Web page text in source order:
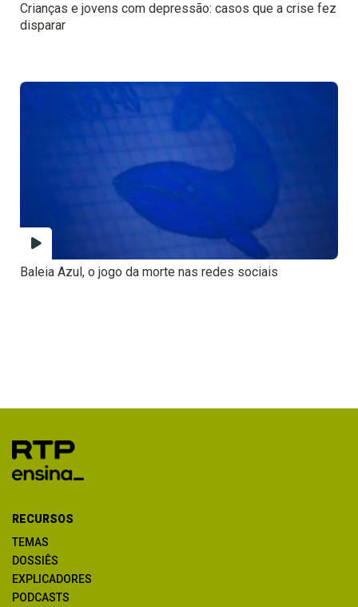
Crianças e jovens com depressão: casos que a crise fez
disparar
Baleia Azul, o jogo da morte nas redes sociais
RECURSOS
TEMAS
DOSSIÊS
EXPLICADORES
PODCASTS